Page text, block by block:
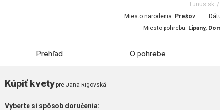
Funus.sk /
Miesto narodenia: Prešov
Miesto pohrebu: Lipany,
Prehľad O pohrebe
Kúpiť kvety pre Jana Rigovská
Vyberte si spôsob doručenia: